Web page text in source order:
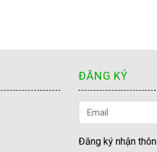
ĐĂNG KÝ
Đăng ký nhận